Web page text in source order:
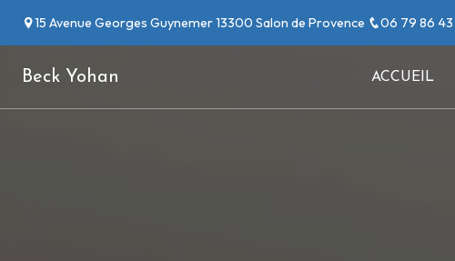
15 Avenue Georges Guynemer 13300 Salon de Provence 06 79 86 43
Beck Yohan ACCUEIL